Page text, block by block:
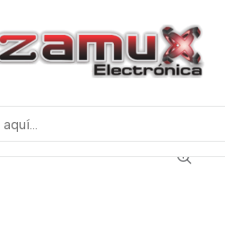
& TECNOLOGIA
y Servomotores
Motores Dc
MEDIANO 9V A 12V